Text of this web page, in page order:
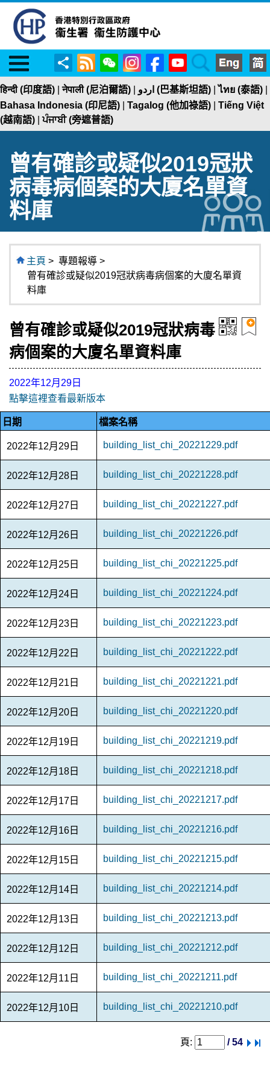
Menu
分
享
RSS WeChatInstagramFacebookYouTubeSearch
हिन्दी (印度語) |नेपाली (尼泊爾語) اردو (巴基斯坦語) |ไทย (泰語)
Bahasa Indonesia (印尼語)
Tagalog (他加祿語)
Tiếng Việt
(越南語) |ਪੰਜਾਬੀ (旁遮普語)
曾有確診或疑似2019冠狀
病毒病個案的大廈名單資
料庫
主頁 > 專題報導 >
曾有確診或疑似2019冠狀病毒病個案的大廈名單資
料庫
曾有確診或疑似2019冠狀病毒
病個案的大廈名單資料庫
2022年12月29日
點擊這裡查看最新版本
日期 檔案名稱
2022年12月29日 building_list_chi_20221229.pdf
2022年12月28日 building_list_chi_20221228.pdf
2022年12月27日 building_list_chi_20221227.pdf
2022年12月26日 building_list_chi_20221226.pdf
2022年12月25日 building_list_chi_20221225.pdf
2022年12月24日 building_list_chi_20221224.pdf
2022年12月23日 building_list_chi_20221223.pdf
2022年12月22日 building_list_chi_20221222.pdf
2022年12月21日 building_list_chi_20221221.pdf
2022年12月20日 building_list_chi_20221220.pdf
2022年12月19日 building_list_chi_20221219.pdf
2022年12月18日 building_list_chi_20221218.pdf
2022年12月17日 building_list_chi_20221217.pdf
2022年12月16日 building_list_chi_20221216.pdf
2022年12月15日 building_list_chi_20221215.pdf
2022年12月14日 building_list_chi_20221214.pdf
2022年12月13日 building_list_chi_20221213.pdf
2022年12月12日 building_list_chi_20221212.pdf
2022年12月11日 building_list_chi_20221211.pdf
2022年12月10日 building_list_chi_20221210.pdf
頁: / 54